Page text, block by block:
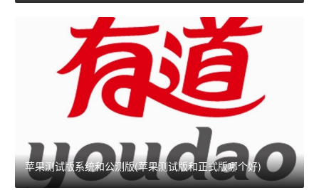
苹果测试版系统和公测版(苹果测试版和正式版哪个好)